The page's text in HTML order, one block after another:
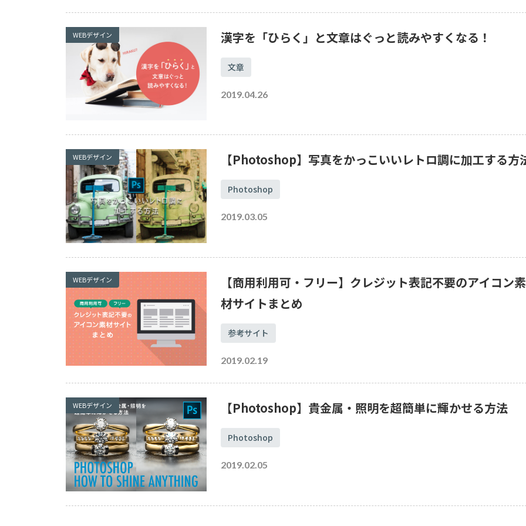
WEBデザイン 漢字を「ひらく」と文章はぐっと読みやすくなる！
文章
2019.04.26
WEBデザイン 【Photoshop】写真をかっこいいレトロ調に加工する方
Photoshop
2019.03.05
WEBデザイン
【商用利用可・フリー】クレジット表記不要のアイコン素
材サイトまとめ
参考サイト
2019.02.19
WEBデザイン 【Photoshop】貴金属・照明を超簡単に輝かせる方法
Photoshop
2019.02.05